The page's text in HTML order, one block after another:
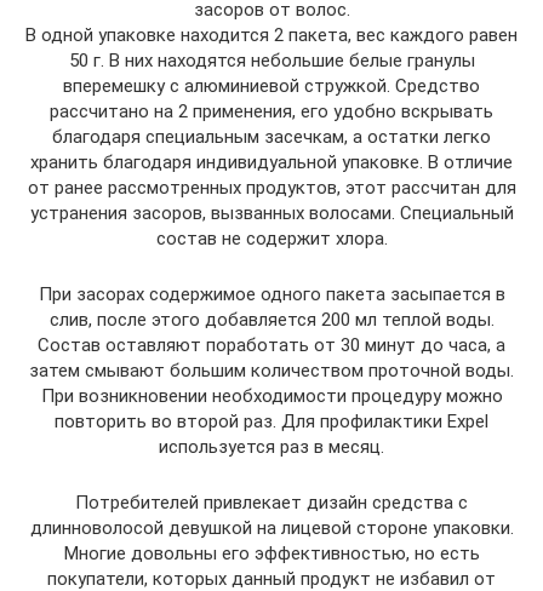
засоров от волос.
В одной упаковке находится 2 пакета, вес каждого равен
50 г. В них находятся небольшие белые гранулы
вперемешку с алюминиевой стружкой. Средство
рассчитано на 2 применения, его удобно вскрывать
благодаря специальным засечкам, а остатки легко
хранить благодаря индивидуальной упаковке. В отличие
от ранее рассмотренных продуктов, этот рассчитан для
устранения засоров, вызванных волосами. Специальный
состав не содержит хлора.
При засорах содержимое одного пакета засыпается в
слив, после этого добавляется 200 мл теплой воды.
Состав оставляют поработать от 30 минут до часа, а
затем смывают большим количеством проточной воды.
При возникновении необходимости процедуру можно
повторить во второй раз. Для профилактики Expel
используется раз в месяц.
Потребителей привлекает дизайн средства с
длинноволосой девушкой на лицевой стороне упаковки.
Многие довольны его эффективностью, но есть
покупатели, которых данный продукт не избавил от